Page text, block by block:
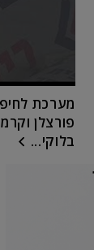
מערכת
פורצלן
בלוקי...